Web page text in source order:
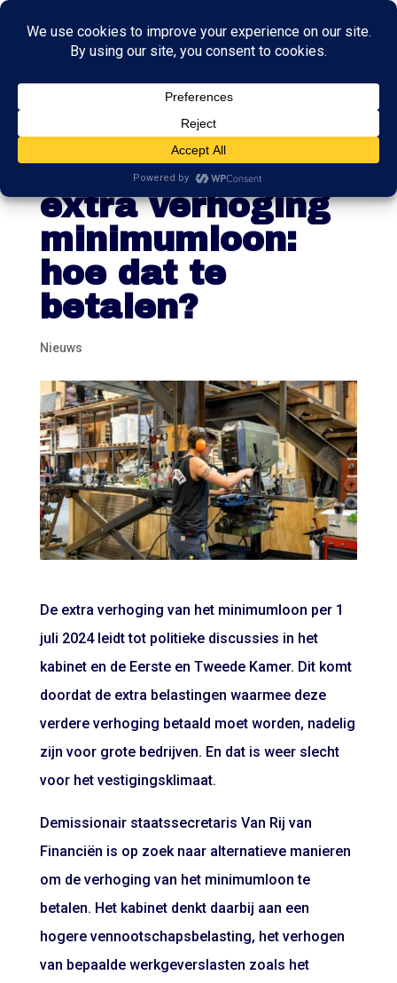
Politieke
discussie over
extra verhoging
minimumloon:
hoe dat te
betalen?
Nieuws
De extra verhoging van het minimumloon per 1
juli 2024 leidt tot politieke discussies in het
kabinet en de Eerste en Tweede Kamer. Dit komt
doordat de extra belastingen waarmee deze
verdere verhoging betaald moet worden, nadelig
zijn voor grote bedrijven. En dat is weer slecht
voor het vestigingsklimaat.
Demissionair staatssecretaris Van Rij van
Financiën is op zoek naar alternatieve manieren
om de verhoging van het minimumloon te
betalen. Het kabinet denkt daarbij aan een
hogere vennootschapsbelasting, het verhogen
van bepaalde werkgeverslasten zoals het